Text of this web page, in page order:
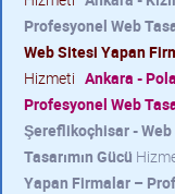
Profesyonel Web
Web Sitesi Yapan
Hizmeti Ankara -
Profesyonel Web
Şereflikoçhisar -
Tasarımın Gücü
Yapan Firmalar –